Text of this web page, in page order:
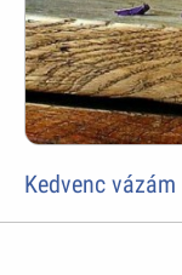
Kedvenc vázám